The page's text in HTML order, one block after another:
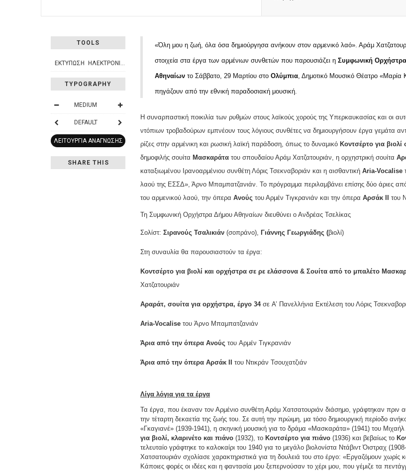
TOOLS
ΕΚΤΎΠΩΣΗ
TYPOGRAPHY
MEDIUM
DEFAULT
ΛΕΙΤΟΥΡΓΊΑ ΑΝΆΓΝΩΣΗΣ
SHARE THIS
«Όλη μου η ζωή, όλα όσα δημιούργησα ανήκουν στον αρμενικό λαό». Αράμ
στοιχεία στα έργα των αρμένιων συνθετών που παρουσιάζει η Συμφωνική
Αθηναίων το Σάββατο, 29 Μαρτίου στο Ολύμπια , Δημοτικό Μουσικό Θέατρο «Μαρία
πηγάζουν από την εθνική παραδοσιακή μουσική.
Η συναρπαστική ποικιλία των ρυθμών στους λαϊκούς χορούς της Υπερκαυκασίας και οι
ντόπιων τροβαδούρων εμπνέουν τους λόγιους συνθέτες να δημιουργήσουν έργα γεμάτα
ρίζες στην αρμένικη και ρωσική λαϊκή παράδοση, όπως το δυναμικό Κοντσέρτο για
δημοφιλής σουίτα Μασκαράτα του σπουδαίου Αράμ Χατζατουριάν, η ορχηστρική σουίτα
καταξιωμένου Ιρανοαρμένιου συνθέτη Λόρις Τσεκναβοριάν και η αισθαντική Aria-Vocalise
λαού της ΕΣΣΔ», Άρνο Μπαμπατζανιάν. Το πρόγραμμα περιλαμβάνει επίσης δύο άριες από
του αρμενικού λαού, την όπερα Ανούς του Αρμέν Τιγκρανιάν και την όπερα Αρσάκ ΙΙ του
Τη Συμφωνική Ορχήστρα Δήμου Αθηναίων διευθύνει ο Ανδρέας Τσελίκας
Σολίστ: Σιρανούς Τσαλικιάν (σοπράνο), Γιάννης Γεωργιάδης (βιολί)
Στη συναυλία θα παρουσιαστούν τα έργα:
Κοντσέρτο για βιολί και ορχήστρα σε ρε ελάσσονα & Σουίτα από το μπαλέτο
Χατζατουριάν
Αραράτ, σουίτα για ορχήστρα, έργο 34 σε Α’ Πανελλήνια Εκτέλεση του Λόρις
Aria-Vocalise του Άρνο Μπαμπατζανιάν
Άρια από την όπερα Ανούς του Αρμέν Τιγκρανιάν
Άρια από την όπερα Αρσάκ ΙΙ του Ντικράν Τσουχατζιάν
Λίγα λόγια για τα έργα
Τα έργα, που έκαναν τον Αρμένιο συνθέτη Αράμ Χατσατουριάν διάσημο, γράφτηκαν πριν
την τέταρτη δεκαετία της ζωής του. Σε αυτή την πρώιμη, μα τόσο δημιουργική περίοδο
«Γκαγιανέ» (1939-1941), η σκηνική μουσική για το δράμα «Μασκαράτα» (1941) του
για βιολί, κλαρινέτο και πιάνο (1932), το Κοντσέρτο για πιάνο (1936) και βεβαίως το
τελευταίο γράφτηκε το καλοκαίρι του 1940 για το μεγάλο βιολονίστα Ντάβιντ Όιστραχ
Χατσατουριάν σχολίασε χαρακτηριστικά για τη δουλειά του στο έργο: «Εργαζόμουν χωρίς
Κάποιες φορές οι ιδέες και η φαντασία μου ξεπερνούσαν το χέρι μου, που γέμιζε τα